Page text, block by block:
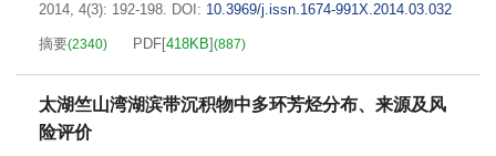
2014, 4(3): 192-198. DOI: 10.3969/j.issn.1674-991X.2014.03.032
摘要(2340) PDF[418KB](887)
太湖竺山湾湖滨带沉积物中多环芳烃分布、来源及风
险评价